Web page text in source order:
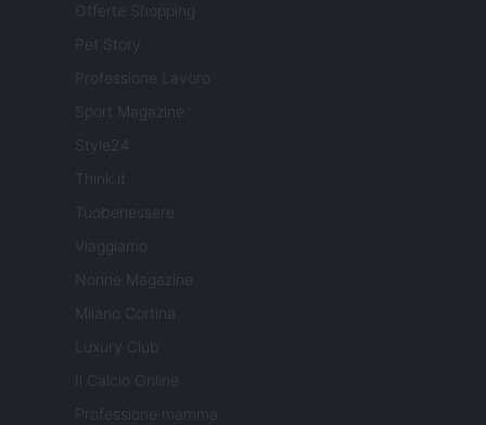
Offerte Shopping
Pet Story
Professione Lavoro
Sport Magazine
Style24
Think.it
Tuobenessere
Viaggiamo
Nonne Magazine
Milano Cortina
Luxury Club
Il Calcio Online
Professione mamma